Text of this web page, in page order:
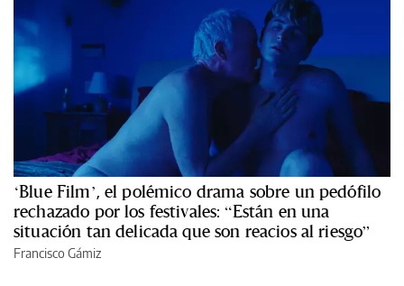
‘Blue Film’, el polémico drama sobre un pedófilo
rechazado por los festivales: “Están en una
situación tan delicada que son reacios al riesgo”
Francisco Gámiz